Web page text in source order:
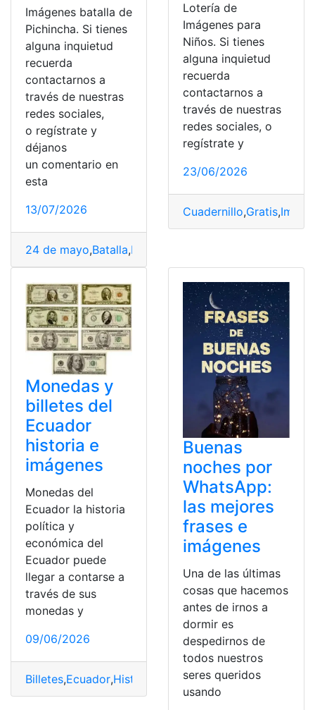
Imágenes batalla de
Pichincha. Si tienes
alguna inquietud
recuerda
contactarnos a
través de nuestras
redes sociales,
o regístrate y
déjanos
un comentario en
esta
13/07/2026
24 de mayo,Batalla,batalla de Pichincha
Lotería de
Imágenes para
Niños. Si tienes
alguna inquietud
recuerda
contactarnos a
través de nuestras
redes sociales, o
regístrate y
23/06/2026
Cuadernillo,Gratis,
Monedas y
billetes del
Ecuador
historia e
imágenes
Monedas del
Ecuador la historia
política y
económica del
Ecuador puede
llegar a contarse a
través de sus
monedas y
09/06/2026
Billetes,Ecuador,Historia Imágenes, Monedas
Buenas
noches por
WhatsApp:
las mejores
frases e
imágenes
Una de las últimas
cosas que hacemos
antes de irnos a
dormir es
despedirnos de
todos nuestros
seres queridos
usando